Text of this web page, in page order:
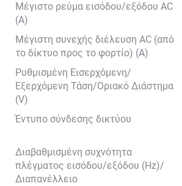
Μέγιστο ρεύμα εισόδου/εξόδου AC
(Α)
Μέγιστη συνεχής διέλευση AC (από
το δίκτυο προς το φορτίο) (A)
Ρυθμισμένη Εισερχόμενη/
Εξερχόμενη Τάση/Οριακό Διάστημα
(V)
Έντυπο σύνδεσης δικτύου
Διαβαθμισμένη συχνότητα
πλέγματος εισόδου/εξόδου (Hz)/
Διαπανέλλειο